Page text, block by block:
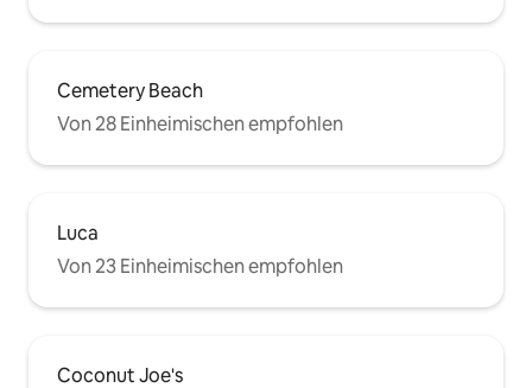
Cemetery Beach
Von 28 Einheimischen empfohlen
Luca
Von 23 Einheimischen empfohlen
Coconut Joe's